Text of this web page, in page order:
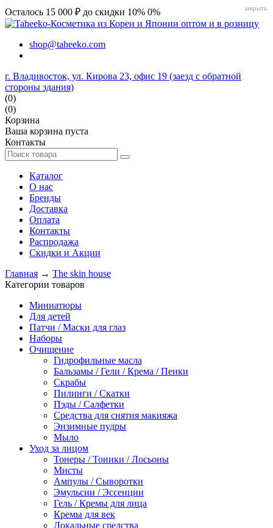
Осталось 15 000 ₽ до скидки 10% 0%
shop@taheeko.com
г. Владивосток, ул. Кирова 23, офис 19 (заезд с обратной
стороны здания)
(0)
(0)
Корзина
Ваша корзина пуста
Контакты
Каталог
О нас
Бренды
Доставка
Оплата
Контакты
Распродажа
Скидки и Акции
Главная → The skin house
Категории товаров
Миниатюры
Для детей
Патчи / Маски для глаз
Наборы
Очищение
Гидрофильные масла
Бальзамы / Гели / Крема / Пенки
Скрабы
Пилинги / Скатки
Пэды / Салфетки
Средства для снятия макияжа
Энзимные пудры
Мыло
Уход за лицом
Тонеры / Тоники / Лосьоны
Мисты
Ампулы / Сыворотки
Эмульсии / Эссенции
Гель / Кремы для лица
Кремы для век
Локальные средства
закрыть